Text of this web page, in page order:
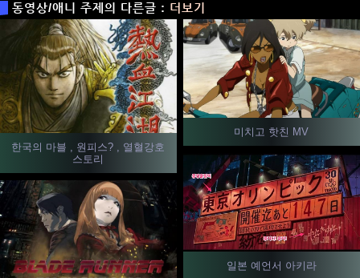
동영상/애니 주제의 다른글 : 더보기
한국의 마블 , 원피스? , 열혈강호
스토리
미치고 핫친 MV
일본 예언서 아키라